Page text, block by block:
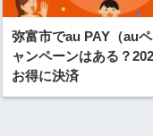
弥富市でau PAY（au
ャンペーンはある？
お得に決済